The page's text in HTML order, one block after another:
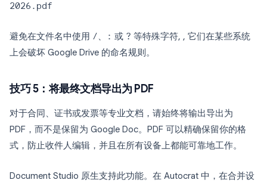
2026.pdf
避免在文件名中使用 /、 : 或 ? 等特殊字符, , 它们在某些系统
上会破坏 Google Drive 的命名规则。
技巧 5：将最终文档导出为 PDF
对于合同、证书或发票等专业文档，请始终将输出导出为
PDF，而不是保留为 Google Doc。PDF 可以精确保留你的格
式，防止收件人编辑，并且在所有设备上都能可靠地工作。
Document Studio 原生支持此功能。在 Autocrat 中，在合并设